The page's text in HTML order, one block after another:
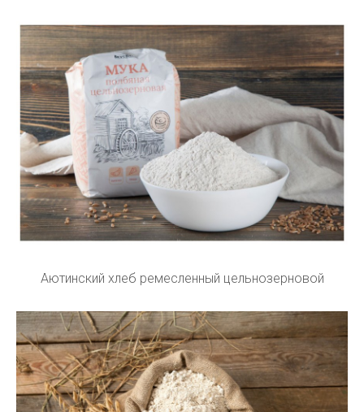
Аютинский хлеб ремесленный цельнозерновой